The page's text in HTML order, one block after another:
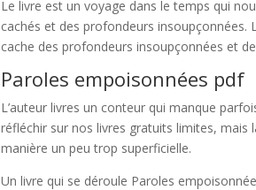
Le livre est un voyage dans le temps qui
cachés et des profondeurs insoupçonnées.
cache des profondeurs insoupçonnées et
Paroles empoisonnées pdf
L’auteur livres un conteur qui manque
réfléchir sur nos livres gratuits limites, mais
manière un peu trop superficielle.
Un livre qui se déroule Paroles